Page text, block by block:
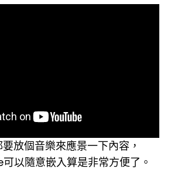
放個音樂來應景一下內容，
以隨意嵌入算是非常方便了。